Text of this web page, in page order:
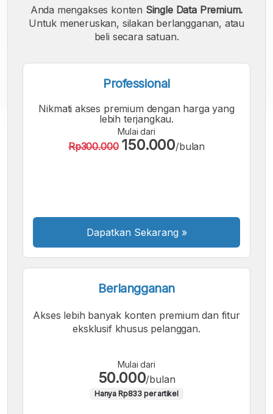
Font
Kecil
A
FontFont
Anda mengakses konten Single Data Premium.
Untuk meneruskan, silakan berlangganan, atau
beli secara satuan.
Professional
Nikmati akses premium dengan harga yang
lebih terjangkau.
Mulai dari
Rp300.000 150.000/bulan
Dapatkan Sekarang »
Berlangganan
Akses lebih banyak konten premium dan fitur
eksklusif khusus pelanggan.
Mulai dari
50.000/bulan
Hanya Rp833 per artikel